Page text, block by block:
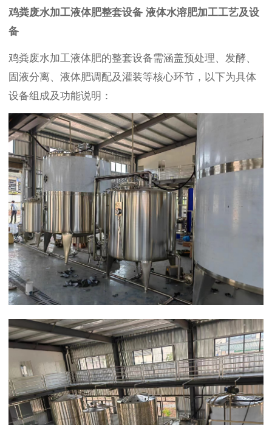
鸡粪废水加工液体肥整套设备 液体水溶肥加工工艺及设
备
鸡粪废水加工液体肥的整套设备需涵盖预处理、发酵、
固液分离、液体肥调配及灌装等核心环节，以下为具体
设备组成及功能说明：